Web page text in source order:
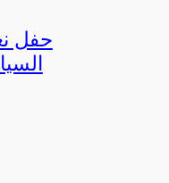
حفل